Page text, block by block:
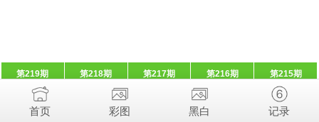
第219期 第218期 第217期 第216期 第215期
首页 彩图 黑白 记录